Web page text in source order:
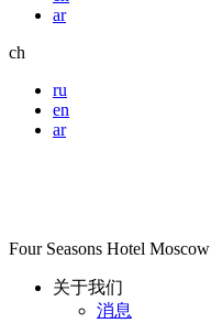
ar
ch
ru
en
ar
Four Seasons Hotel Moscow
关于我们
消息